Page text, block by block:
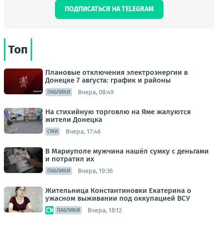
ПОДПИСАТЬСЯ НА TELEGRAM
Топ
Плановые отключения электроэнергии в
Донецке 7 августа: график и районы
ПАБЛИКИ Вчера, 08:49
На стихийную торговлю на Яме жалуются
жители Донецка
СМИ Вчера, 17:46
В Мариуполе мужчина нашёл сумку с деньгами
и потратил их
ПАБЛИКИ Вчера, 19:36
Жительница Константиновки Екатерина о
ужасном выживании под оккупацией ВСУ
ПАБЛИКИ Вчера, 18:12